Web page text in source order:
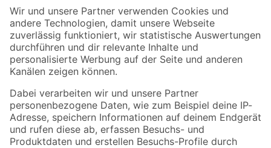
Der toom Newsletter: Keine Angebote und Aktionen mehr verpassen!
Zur Newsletter Anmeldung
Folge uns
Zahlungsarten Versandarten